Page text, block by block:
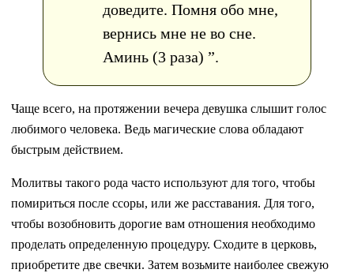
доведите. Помня обо мне,
вернись мне не во сне.
Аминь (3 раза) ”.
Чаще всего, на протяжении вечера девушка слышит голос
любимого человека. Ведь магические слова обладают
быстрым действием.
Молитвы такого рода часто используют для того, чтобы
помириться после ссоры, или же расставания. Для того,
чтобы возобновить дорогие вам отношения необходимо
проделать определенную процедуру. Сходите в церковь,
приобретите две свечки. Затем возьмите наиболее свежую